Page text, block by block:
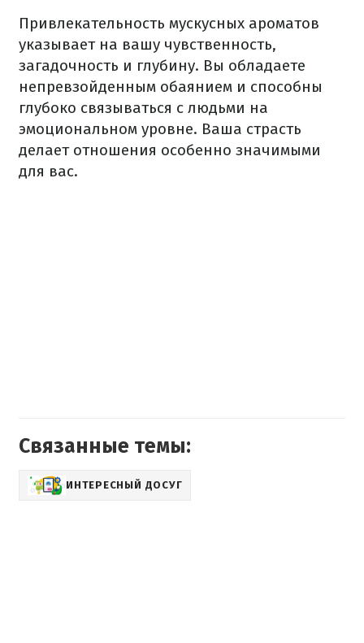
Привлекательность мускусных ароматов
указывает на вашу чувственность,
загадочность и глубину. Вы обладаете
непревзойденным обаянием и способны
глубоко связываться с людьми на
эмоциональном уровне. Ваша страсть
делает отношения особенно значимыми
для вас.
Связанные темы:
ИНТЕРЕСНЫЙ ДОСУГ